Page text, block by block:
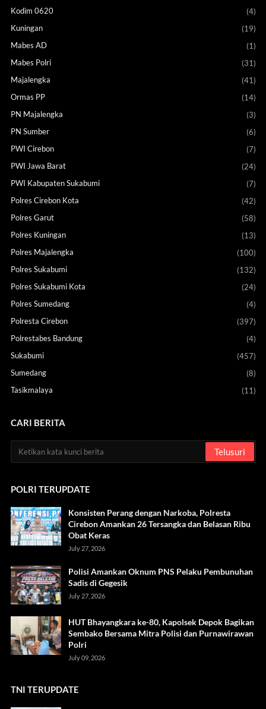
Kodim 0620
(4)
Kuningan
(19)
Mabes AD
(1)
Mabes Polri
(31)
Majalengka
(41)
Ormas PP
(14)
PN Majalengka
(3)
PN Sumber
(6)
PWI Cirebon
(7)
PWI Jawa Barat
(24)
PWI Kabupaten Sukabumi
(7)
Polres Cirebon Kota
(42)
Polres Garut
(58)
Polres Kuningan
(13)
Polres Majalengka
(100)
Polres Sukabumi
(132)
Polres Sukabumi Kota
(24)
Polres Sumedang
(4)
Polresta Cirebon
(397)
Polrestabes Bandung
(4)
Sukabumi
(457)
Sumedang
(8)
Tasikmalaya
(11)
CARI BERITA
POLRI TERUPDATE
Konsisten Perang dengan Narkoba, Polresta
Cirebon Amankan 26 Tersangka dan Belasan Ribu
Obat Keras
July 27, 2026
Polisi Amankan Oknum PNS Pelaku Pembunuhan
Sadis di Gegesik
July 27, 2026
HUT Bhayangkara ke-80, Kapolsek Depok Bagikan
Sembako Bersama Mitra Polisi dan Purnawirawan
Polri
July 09, 2026
TNI TERUPDATE